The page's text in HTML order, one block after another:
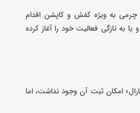
چرمی به ویژه کفش و کاپشن اقدام
نیز در آن دوره یعنی حدود سال‌های ۷۵-۷۴ یا وجود نداشتند و یا به تازگی فعالیت خود را آغاز کرده
امکان ثبت آن وجود نداشت، اما